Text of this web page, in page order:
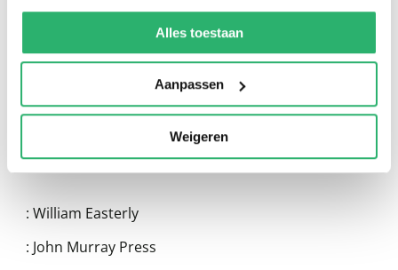
kunnen ontvangen en verwerken.
Alles toestaan
Aanpassen
Weigeren
: William Easterly
: John Murray Press